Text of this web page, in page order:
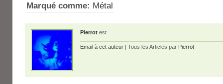
Marqué comme: Métal
Pierrot est
Email à cet auteur | Tous les Articles par Pierrot